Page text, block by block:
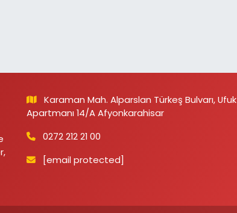
Karaman Mah. Alparslan Türkeş Bulvarı, Ufuk
Apartmanı 14/A Afyonkarahisar
0272 212 21 00
[email protected]